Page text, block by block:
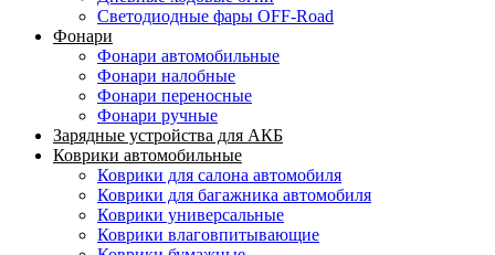
Светодиодные фары OFF-Road
Фонари
Фонари автомобильные
Фонари налобные
Фонари переносные
Фонари ручные
Зарядные устройства для АКБ
Коврики автомобильные
Коврики для салона автомобиля
Коврики для багажника автомобиля
Коврики универсальные
Коврики влаговпитывающие